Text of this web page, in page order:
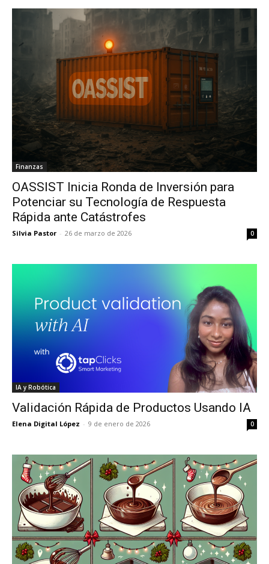
Finanzas
OASSIST Inicia Ronda de Inversión para
Potenciar su Tecnología de Respuesta
Rápida ante Catástrofes
Silvia Pastor - 26 de marzo de 2026 0
IA y Robótica
Validación Rápida de Productos Usando IA
Elena Digital López - 9 de enero de 2026 0